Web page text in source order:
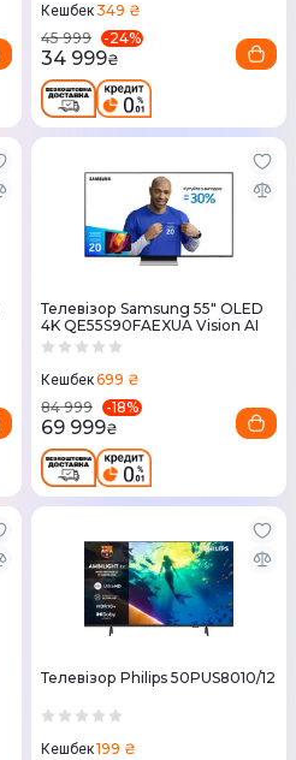
Кешбек349 ₴
45 999
-24%
34 999₴
Телевізор Samsung 55" OLED
4K QE55S90FAEXUA Vision AI
Кешбек699 ₴
84 999
-18%
69 999₴
Телевізор Philips 50PUS8010/12
Кешбек199 ₴